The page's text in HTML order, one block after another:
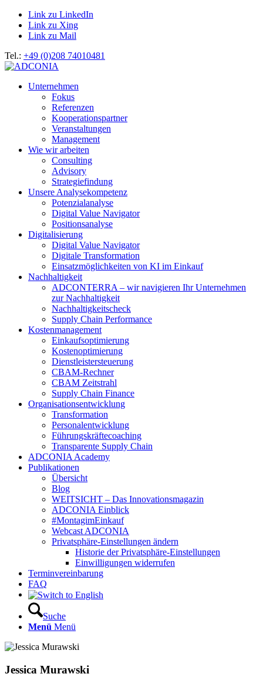
Link zu LinkedIn
Link zu Xing
Link zu Mail
Tel.: +49 (0)208 74010481
Unternehmen
Fokus
Referenzen
Kooperationspartner
Veranstaltungen
Management
Wie wir arbeiten
Consulting
Advisory
Strategiefindung
Unsere Analysekompetenz
Potenzialanalyse
Digital Value Navigator
Positionsanalyse
Digitalisierung
Digital Value Navigator
Digitale Transformation
Einsatzmöglichkeiten von KI im Einkauf
Nachhaltigkeit
ADCONTERRA – wir navigieren Ihr Unternehmen
zur Nachhaltigkeit
Nachhaltigkeitscheck
Supply Chain Performance
Kostenmanagement
Einkaufsoptimierung
Kostenoptimierung
Dienstleistersteuerung
CBAM-Rechner
CBAM Zeitstrahl
Supply Chain Finance
Organisationsentwicklung
Transformation
Personalentwicklung
Führungskräftecoaching
Transparente Supply Chain
ADCONIA Academy
Publikationen
Übersicht
Blog
WEITSICHT – Das Innovationsmagazin
ADCONIA Einblick
#MontagimEinkauf
Webcast ADCONIA
Privatsphäre-Einstellungen ändern
Historie der Privatsphäre-Einstellungen
Einwilligungen widerrufen
Terminvereinbarung
FAQ
Suche
Menü Menü
Jessica Murawski